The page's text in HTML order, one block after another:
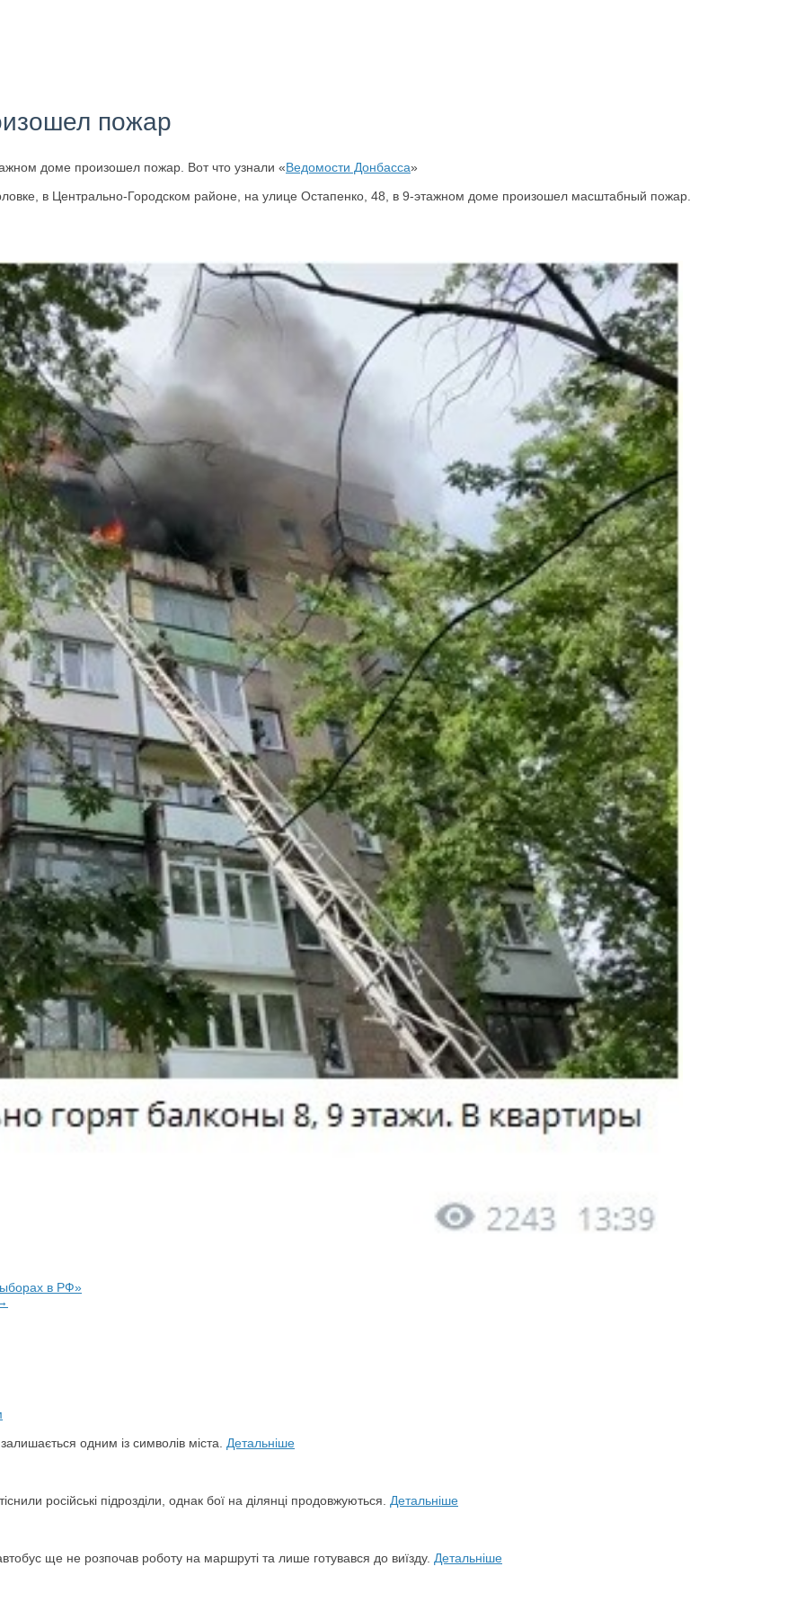
пожар
доме произошел пожар. Вот что узнали «Ведомости Донбасса»
в Центрально-Городском районе, на улице Остапенко, 48, в 9-этажном доме произошел масштабный пожар.
в РФ»
одним із символів міста. Детальніше
російські підрозділи, однак бої на ділянці продовжуються. Детальніше
ще не розпочав роботу на маршруті та лише готувався до виїзду. Детальніше